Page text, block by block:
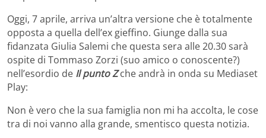
Oggi, 7 aprile, arriva un’altra versione che è totalmente
opposta a quella dell’ex gieffino. Giunge dalla sua
fidanzata Giulia Salemi che questa sera alle 20.30 sarà
ospite di Tommaso Zorzi (suo amico o conoscente?)
nell’esordio de Il punto Zche andrà in onda su Mediaset
Play:
Non è vero che la sua famiglia non mi ha accolta, le cose
tra di noi vanno alla grande, smentisco questa notizia.